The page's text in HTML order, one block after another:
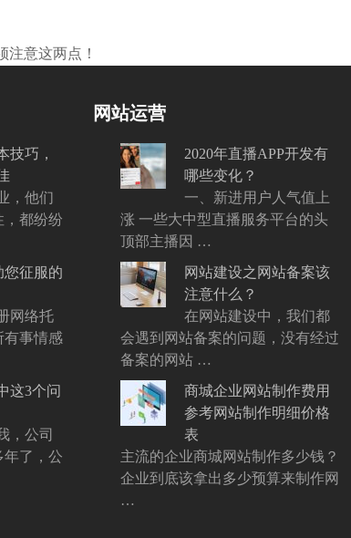
注意这两点！
技巧，
，他们
，都纷纷
您征服的
网络托
有事情感
这3个问
，公司
年了，公
网站运营
2020年直播APP开发有
哪些变化？
一、新进用户人气值上
涨 一些大中型直播服务平台的头
顶部主播因 …
网站建设之网站备案该
注意什么？
在网站建设中，我们都
会遇到网站备案的问题，没有经过
备案的网站 …
商城企业网站制作费用
参考网站制作明细价格
表
主流的企业商城网站制作多少钱？
企业到底该拿出多少预算来制作网
…